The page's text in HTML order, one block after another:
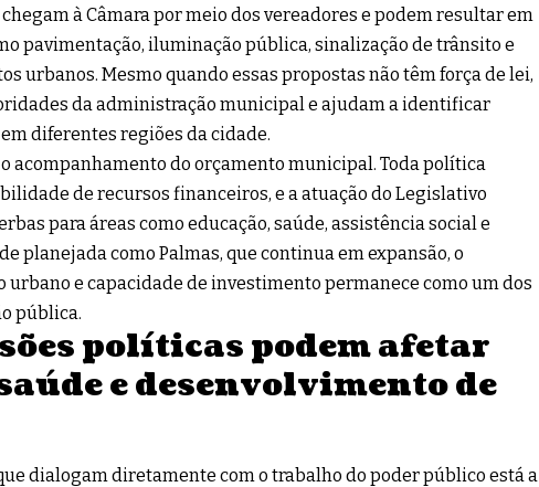
à Câmara por meio dos vereadores e podem resultar em
pavimentação, iluminação pública, sinalização de trânsito e
urbanos. Mesmo quando essas propostas não têm força de lei,
da administração municipal e ajudam a identificar
diferentes regiões da cidade.
acompanhamento do orçamento municipal. Toda política
de recursos financeiros, e a atuação do Legislativo
para áreas como educação, saúde, assistência social e
planejada como Palmas, que continua em expansão, o
e capacidade de investimento permanece como um dos
pública.
políticas podem afetar
e desenvolvimento de
dialogam diretamente com o trabalho do poder público está a